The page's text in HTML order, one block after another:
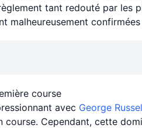
tant redouté par les
malheureusement
course
avec George
Cependant, cette